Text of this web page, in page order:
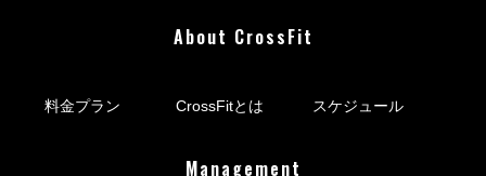
About CrossFit
料金プラン CrossFitとは スケジュール
Management